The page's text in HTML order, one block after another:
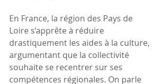
En France, la région des Pays de
Loire s’apprête à réduire
drastiquement les aides à la culture,
argumentant que la collectivité
souhaite se recentrer sur ses
compétences régionales. On parle